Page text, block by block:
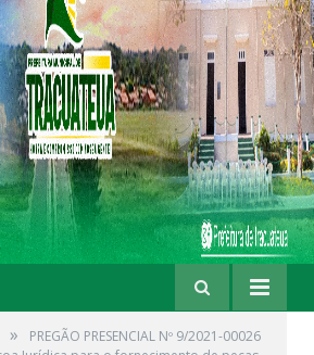
»
PREGÃO PRESENCIAL Nº 9/2021-00026